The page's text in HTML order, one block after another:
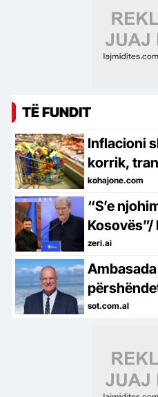
TË FUNDIT
Inflacioni
korrik,
e
kohajone.com
“S’e
Kosovës”/
Zelensky-
jashtë
zeri.ai
Wendt si
sot.com.al